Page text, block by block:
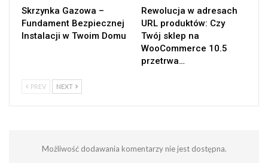
Skrzynka Gazowa –
Fundament Bezpiecznej
Instalacji w Twoim Domu
Rewolucja w adresach
URL produktów: Czy
Twój sklep na
WooCommerce 10.5
przetrwa…
PREV NEXT
Możliwość dodawania komentarzy nie jest dostępna.